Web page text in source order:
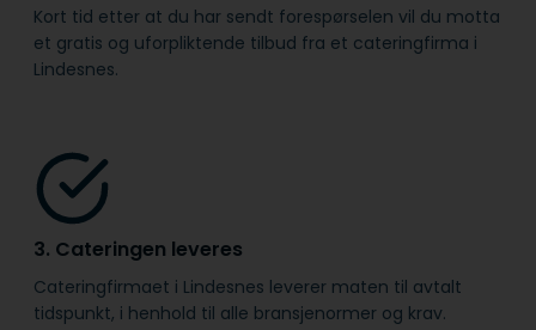
Kort tid etter at du har sendt forespørselen vil du motta
et gratis og uforpliktende tilbud fra et cateringfirma i
Lindesnes.
3. Cateringen leveres
Cateringfirmaet i Lindesnes leverer maten til avtalt
tidspunkt, i henhold til alle bransje­normer og krav.